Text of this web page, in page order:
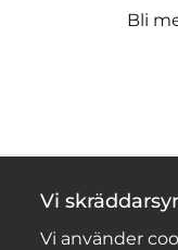
Bli
Vi
Vi använder